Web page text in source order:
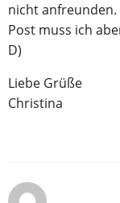
nicht anfreunden.
Post muss ich
D)
Liebe Grüße
Christina